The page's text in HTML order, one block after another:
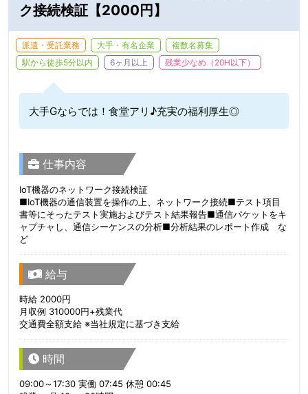
ク接続検証【2000円】
派遣・受託業務 大手・有名企業
複数名募集
駅から徒歩5分以内
6ヶ月以上 残業少なめ（20H以下）
大手Gならでは！食堂アリ♪充実の福利厚生◎
仕事内容
IoT機器のネットワーク接続検証
■IoT機器の通信装置を操作の上、ネットワーク接続■テスト項目
書等にそったテスト実施およびテスト結果報告■通信パケットをキ
ャプチャし、通信シーケンスの分析■分析結果のレポート作成 な
ど
給与
時給 2000円
月収例 310000円+残業代
交通費全額支給 ※当社規定に基づき支給
時間
09:00～17:30 実働 07:45 休憩 00:45